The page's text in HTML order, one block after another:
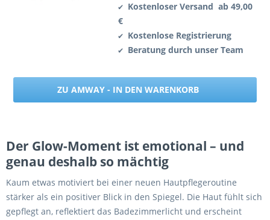
✔ Kostenloser Versand ab 49,00
€
✔ Kostenlose Registrierung
✔ Beratung durch unser Team
ZU AMWAY - IN DEN WARENKORB
Der Glow-Moment ist emotional – und
genau deshalb so mächtig
Kaum etwas motiviert bei einer neuen Hautpflegeroutine
stärker als ein positiver Blick in den Spiegel. Die Haut fühlt sich
gepflegt an, reflektiert das Badezimmerlicht und erscheint